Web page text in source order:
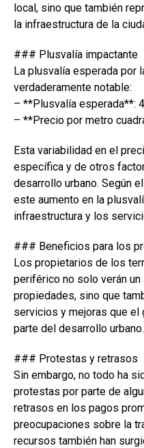
local, sino que también
la infraestructura de la
### Plusvalía impactante
La plusvalía esperada por
verdaderamente notable:
– **Plusvalía esperada**:
– **Precio por metro
Esta variabilidad en el
específica y de otros
desarrollo urbano. Según
este aumento en la
infraestructura y los
### Beneficios para los
Los propietarios de los
periférico no solo verán
propiedades, sino que
servicios y mejoras que el
parte del desarrollo urbano.
### Protestas y retrasos
Sin embargo, no todo ha
protestas por parte de
retrasos en los pagos
preocupaciones sobre la
recursos también han